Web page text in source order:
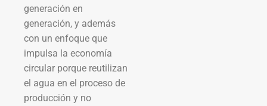
generación en
generación, y además
con un enfoque que
impulsa la economía
circular porque reutilizan
el agua en el proceso de
producción y no